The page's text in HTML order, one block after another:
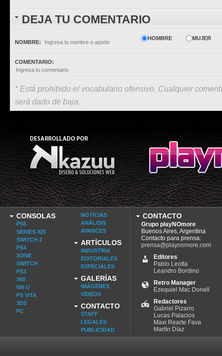
DEJA TU COMENTARIO
NOMBRE:
HOMBRE MUJER
COMENTARIO:
* Está prohibido el vocabulario ofensivo. Cualquier
será dado de baja.
CONSOLAS
PS5
SERIES X|S
SWITCH 2
PS4
XONE
SWITCH
PS3
360
WII U
PS VITA
3DS
PC
NOTICIAS
ANÁLISIS
AVANCES
ARTÍCULOS
INDUSTRIA
EDITORIALES
ESPECIALES
GALERÍAS
IMÁGENES
VIDEOS
CONTACTO
STAFF
LEGALES
PUBLICIDAD
CONTACTO
Grupo playNOmore
Buenos Aires, Argentina
Contacto para prensa:
prensa@playnomore.com
Editores
Pablo Leotta
Leandro Bordino
Retro Manager
Ezequiel Mac Donell
Redactores
Gabriel Pizarro
Lucas Palacios
Maxi Rearte Fava
Martín Díaz